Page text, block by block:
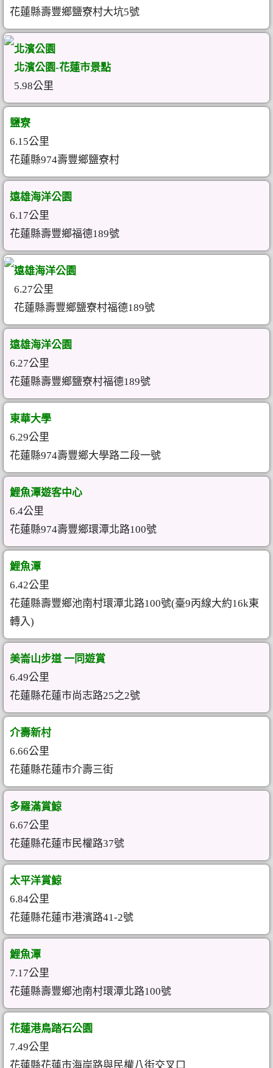
花蓮縣壽豐鄉鹽寮村大坑5號
北濱公園
北濱公園-花蓮市景點
5.98公里
鹽寮
6.15公里
花蓮縣974壽豐鄉鹽寮村
遠雄海洋公園
6.17公里
花蓮縣壽豐鄉福德189號
遠雄海洋公園
6.27公里
花蓮縣壽豐鄉鹽寮村福德189號
遠雄海洋公園
6.27公里
花蓮縣壽豐鄉鹽寮村福德189號
東華大學
6.29公里
花蓮縣974壽豐鄉大學路二段一號
鯉魚潭遊客中心
6.4公里
花蓮縣974壽豐鄉環潭北路100號
鯉魚潭
6.42公里
花蓮縣壽豐鄉池南村環潭北路100號(臺9丙線大約16k東
轉入)
美崙山步道 一同遊賞
6.49公里
花蓮縣花蓮市尚志路25之2號
介壽新村
6.66公里
花蓮縣花蓮市介壽三街
多羅滿賞鯨
6.67公里
花蓮縣花蓮市民權路37號
太平洋賞鯨
6.84公里
花蓮縣花蓮市港濱路41-2號
鯉魚潭
7.17公里
花蓮縣壽豐鄉池南村環潭北路100號
花蓮港鳥踏石公園
7.49公里
花蓮縣花蓮市海岸路與民權八街交叉口